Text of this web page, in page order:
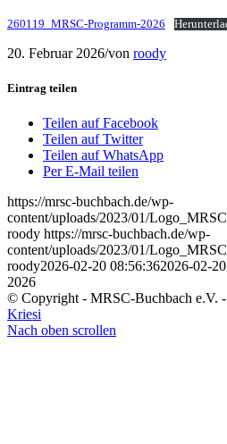
260119_MRSC-Programm-2026
20. Februar 2026/von roody
Eintrag teilen
Teilen auf Facebook
Teilen auf Twitter
Teilen auf WhatsApp
Per E-Mail teilen
https://mrsc-buchbach.de/wp-
content/uploads/2023/01/
roody https://mrsc-buchbach.de/wp-
content/uploads/2023/01/
roody2026-02-20 08:56:362026-02-
2026
© Copyright - MRSC-Buchbach e.V. -
Kriesi
Nach oben scrollen